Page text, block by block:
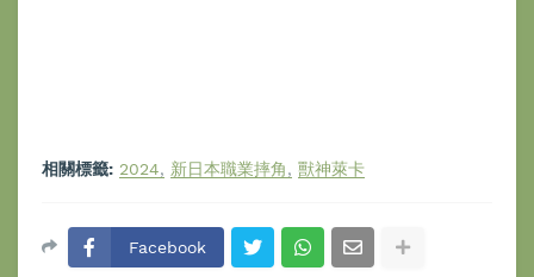
相關標籤: 2024 新日本職業摔角 獸神萊卡
Facebook